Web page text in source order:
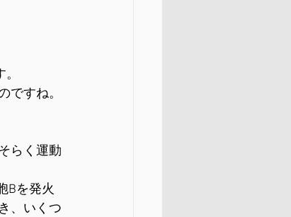
ですね。
らく運動
Bを発火
、いくつ